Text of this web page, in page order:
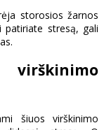
storosios žarnos
stresą, gali
virškinimo
šiuos virškinimo